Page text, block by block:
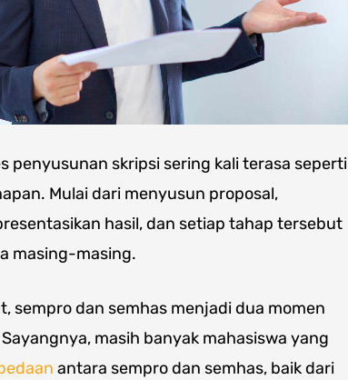
penyusunan skripsi sering kali terasa seperti
Mulai dari menyusun proposal,
hasil, dan setiap tahap tersebut
masing-masing.
sempro dan semhas menjadi dua momen
masih banyak mahasiswa yang
antara sempro dan semhas, baik dari